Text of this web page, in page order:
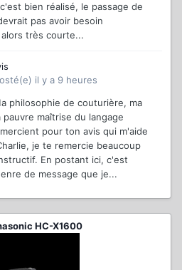
bien réalisé, le passage de
pas avoir besoin
très courte...
il y a 9 heures
philosophie de couturière, ma
maîtrise du langage
pour ton avis qui m'aide
je te remercie beaucoup
En postant ici, c'est
de message que je...
HC-X1600